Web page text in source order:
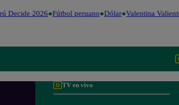
Decide 2026 Fútbol peruano Dólar Valentina Valiente
TV en vivo